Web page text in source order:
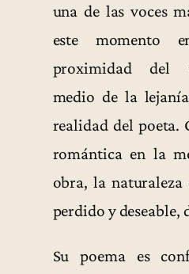
una de las voces
este momento
proximidad del
medio de la
realidad del poeta.
romántica en la
obra, la
perdido y deseable,
Su poema es